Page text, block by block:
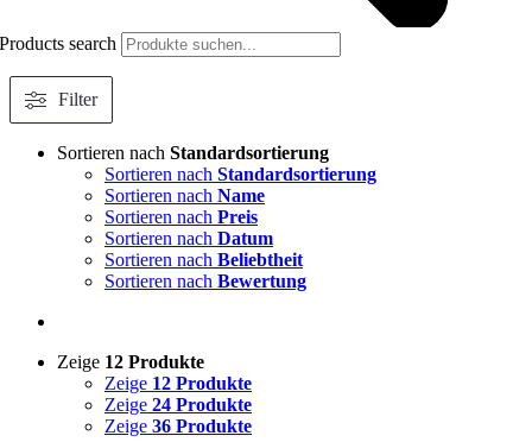
Products search
Filter
Sortieren nach Standardsortierung
Sortieren nach Standardsortierung
Sortieren nach Name
Sortieren nach Preis
Sortieren nach Datum
Sortieren nach Beliebtheit
Sortieren nach Bewertung
Zeige 12 Produkte
Zeige 12 Produkte
Zeige 24 Produkte
Zeige 36 Produkte